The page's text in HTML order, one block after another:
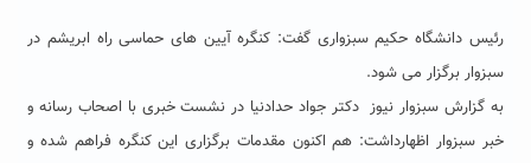
رئیس دانشگاه حکیم سبزواری گفت: کنگره آیین های حماسی راه ابریشم در
سبزوار برگزار می شود.
به گزارش سبزوار نیوز دکتر جواد حدادنیا در نشست خبری با اصحاب رسانه و
خبر سبزوار اظهارداشت: هم اکنون مقدمات برگزاری این کنگره فراهم شده و